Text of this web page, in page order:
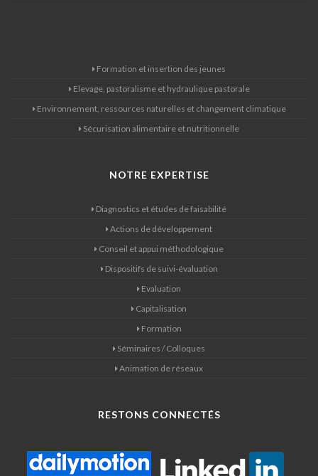
Formation et insertion des jeunes
Elevage, pastoralisme et hydraulique pastorale
Environnement, ressources naturelles et changement climatique
Sécurisation alimentaire et nutritionnelle
NOTRE EXPERTISE
Diagnostics et études de faisabilité
Actions de développement
Conseil et appui méthodologique
Dispositifs de suivi-évaluation
Evaluation
Capitalisation
Formation
Séminaires / Colloques
Animation de réseaux
RESTONS CONNECTÉS